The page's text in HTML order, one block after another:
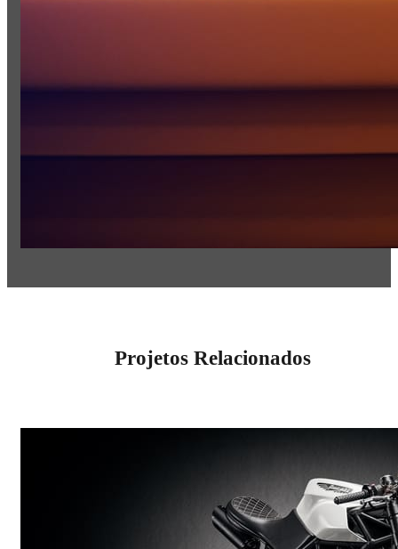
Projetos Relacionados